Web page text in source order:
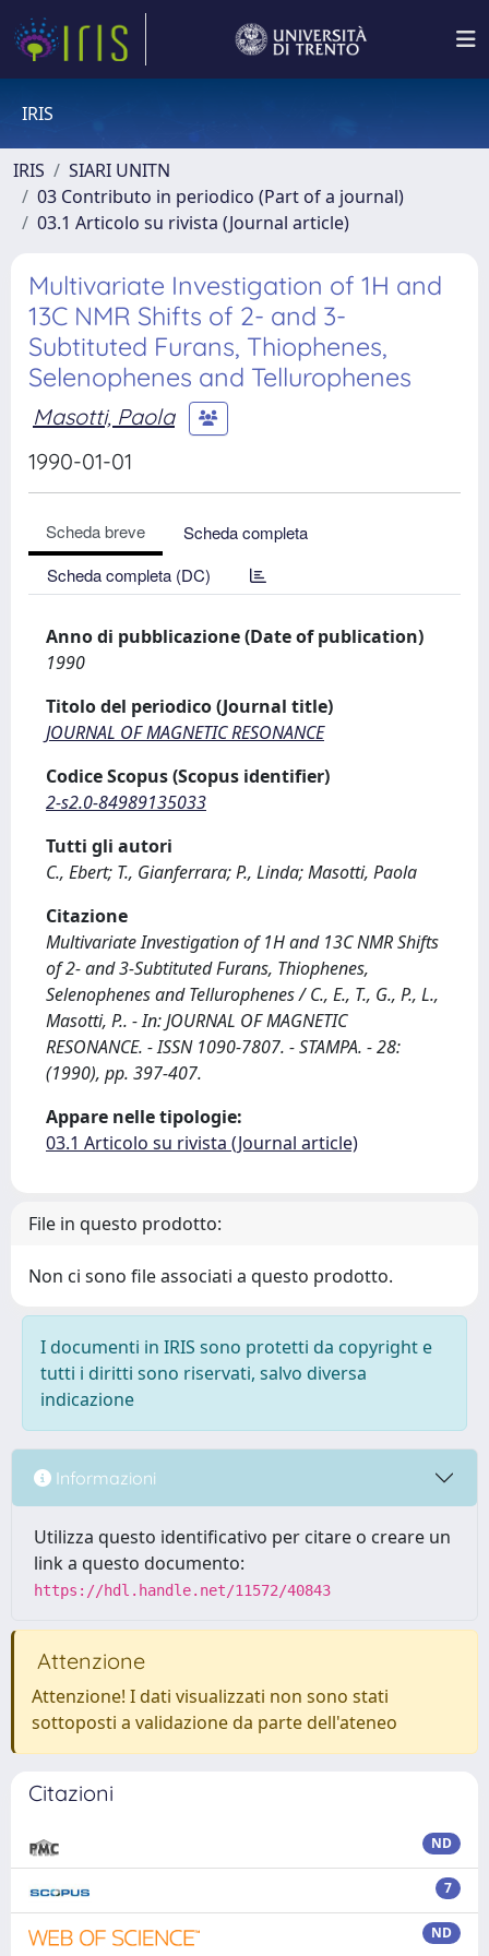
IRIS
IRIS
SIARI UNITN
03 Contributo in periodico (Part of a journal)
03.1 Articolo su rivista (Journal article)
Multivariate Investigation of 1H and
13C NMR Shifts of 2- and 3-
Subtituted Furans, Thiophenes,
Selenophenes and Tellurophenes
Masotti, Paola
1990-01-01
Scheda breve
Scheda completa
Scheda completa (DC)
Anno di pubblicazione (Date of publication)
1990
Titolo del periodico (Journal title)
JOURNAL OF MAGNETIC RESONANCE
Codice Scopus (Scopus identifier)
2-s2.0-84989135033
Tutti gli autori
C., Ebert; T., Gianferrara; P., Linda; Masotti, Paola
Citazione
Multivariate Investigation of 1H and 13C NMR Shifts
of 2- and 3-Subtituted Furans, Thiophenes,
Selenophenes and Tellurophenes / C., E., T., G., P., L.,
Masotti, P.. - In: JOURNAL OF MAGNETIC
RESONANCE. - ISSN 1090-7807. - STAMPA. - 28:
(1990), pp. 397-407.
Appare nelle tipologie:
03.1 Articolo su rivista (Journal article)
File in questo prodotto:
Non ci sono file associati a questo prodotto.
I documenti in IRIS sono protetti da copyright e
tutti i diritti sono riservati, salvo diversa
indicazione
Informazioni
Utilizza questo identificativo per citare o creare un
link a questo documento:
https://hdl.handle.net/11572/40843
Attenzione
Attenzione! I dati visualizzati non sono stati
sottoposti a validazione da parte dell'ateneo
Citazioni
ND
7
ND